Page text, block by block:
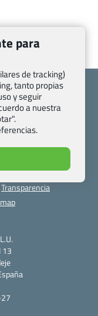
agencias
generales
Transparencia
13
para
de tracking)
tanto propias
y seguir
a nuestra